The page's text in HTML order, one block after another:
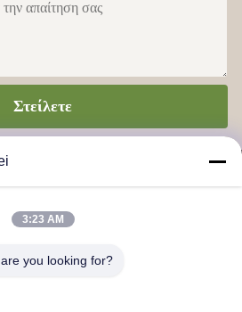
Στείλετε
ΝΑ ΔΟΞΑΣΕΙ ΤΗ ΘΑΥΜΑΣΙΑ
3:23 AM
you looking for?